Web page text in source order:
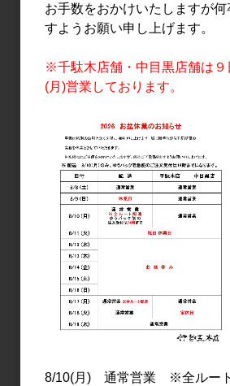
スパイス＆焼酎 シン・コ
ーラ 720ml
1,800円
スパイ
ーラ
3,300円
リキュール リキュ
お手数をおかけいたしますが何
すようお願い申し上げます。
※千駄木店舗・中目黒店舗は９
(月)営業しております。
8/10(月) 通常営業 ※全ルー